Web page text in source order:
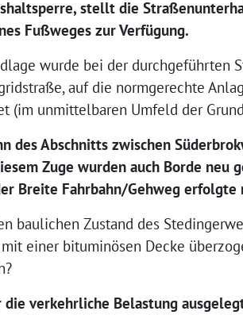
stellt die
Fußweges zur Verfügung.
wurde bei der durchgeführten
auf die normgerechte
(im unmittelbaren Umfeld der
des Abschnitts zwischen
Zuge wurden auch Borde neu
Breite Fahrbahn/Gehweg erfolgte
baulichen Zustand des
einer bituminösen Decke
verkehrliche Belastung